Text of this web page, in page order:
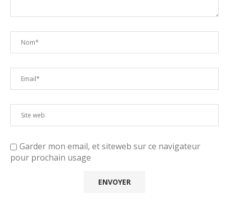
Garder mon email, et siteweb sur ce navigateur
pour prochain usage